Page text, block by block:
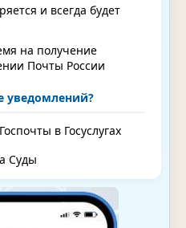
и всегда будет
на получение
Почты России
уведомлений?
в Госуслугах
Суды